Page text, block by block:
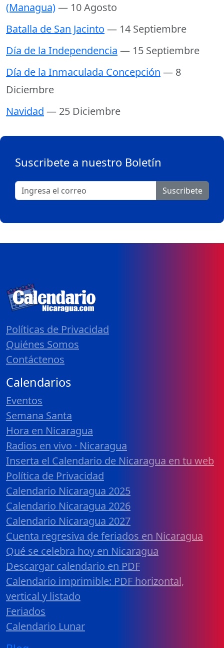
(Managua)— 10 Agosto
Batalla de San Jacinto — 14 Septiembre
Día de la Independencia — 15 Septiembre
Día de la Inmaculada Concepción — 8
Diciembre
Navidad — 25 Diciembre
Suscribete a nuestro Boletín
Suscribete
Políticas de Privacidad
Quiénes Somos
Contáctenos
Calendarios
Eventos
Semana Santa
Hora en Nicaragua
Radios en vivo · Nicaragua
Inserta el Calendario de Nicaragua en tu web
Política de Privacidad
Calendario Nicaragua 2025
Calendario Nicaragua 2026
Calendario Nicaragua 2027
Cuenta regresiva de feriados en Nicaragua
Qué se celebra hoy en Nicaragua
Descargar calendario en PDF
Calendario imprimible: PDF horizontal,
vertical y listado
Feriados
Calendario Lunar